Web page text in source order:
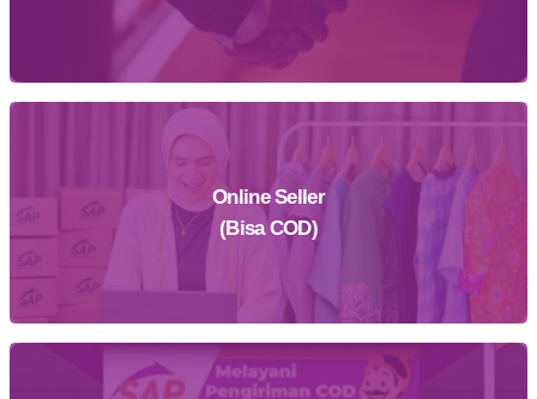
Daftar Sekarang
Online Seller
(Bisa COD)